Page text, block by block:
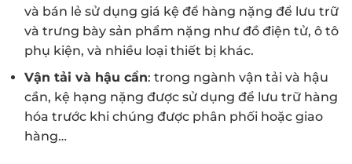
và bán lẻ sử dụng giá kệ để hàng nặng để lưu trữ
và trưng bày sản phẩm nặng như đồ điện tử, ô tô
phụ kiện, và nhiều loại thiết bị khác.
Vận tải và hậu cần: trong ngành vận tải và hậu
cần, kệ hạng nặng được sử dụng để lưu trữ hàng
hóa trước khi chúng được phân phối hoặc giao
hàng…